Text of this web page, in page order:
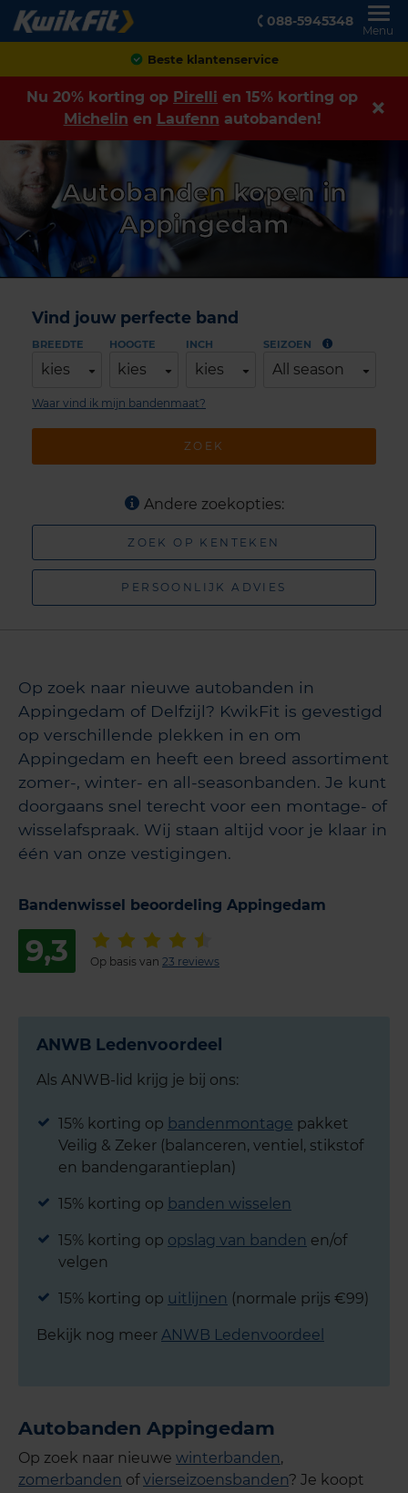
088-5945348
Menu
Achteraf betalen
Nu 20% korting op Pirelli en 15% korting op
Michelin en Laufenn autobanden!
Autobanden kopen in
Appingedam
Vind jouw perfecte band
BREEDTE
kies
HOOGTE
kies
INCH
kies
SEIZOEN
All season
ZOEK
Waar vind ik mijn bandenmaat?
Andere zoekopties:
ZOEK OP KENTEKEN
PERSOONLIJK ADVIES
Op zoek naar nieuwe autobanden in
Appingedam of Delfzijl? KwikFit is gevestigd
op verschillende plekken in en om
Appingedam en heeft een breed assortiment
zomer-, winter- en all-seasonbanden. Je kunt
doorgaans snel terecht voor een montage- of
wisselafspraak. Wij staan altijd voor je klaar in
één van onze vestigingen.
Bandenwissel beoordeling Appingedam
9,3 Op basis van 23 reviews
ANWB Ledenvoordeel
Als ANWB-lid krijg je bij ons:
15% korting op bandenmontage pakket
Veilig & Zeker (balanceren, ventiel, stikstof
en bandengarantieplan)
15% korting op banden wisselen
15% korting op opslag van banden en/of
velgen
15% korting op uitlijnen (normale prijs €99)
Bekijk nog meer ANWB Ledenvoordeel
Autobanden Appingedam
Op zoek naar nieuwe winterbanden,
zomerbanden ofvierseizoensbanden? Je koopt